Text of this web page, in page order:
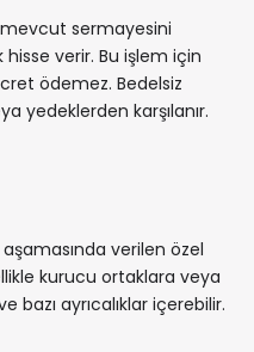
mevcut sermayesini
hisse verir. Bu işlem için
ödemez. Bedelsiz
yedeklerden karşılanır.
verilen özel
kurucu ortaklara veya
bazı ayrıcalıklar içerebilir.